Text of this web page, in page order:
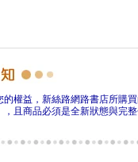
的權益，新絲路網路書店所購
，且商品必須是全新狀態與完